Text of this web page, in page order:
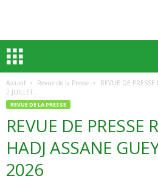
Accueil Revue de la Presse
REVUE DE PRESSE
2 JUILLET...
REVUE DE LA PRESSE
REVUE DE PRESSE
HADJ ASSANE
2026